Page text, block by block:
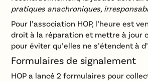
pratiques anachroniques,
Pour l’association HOP, l’heure est
droit à la réparation et mettre à jour
pour éviter qu’elles ne s’étendent à
Formulaires de signalement
HOP a lancé 2 formulaires pour